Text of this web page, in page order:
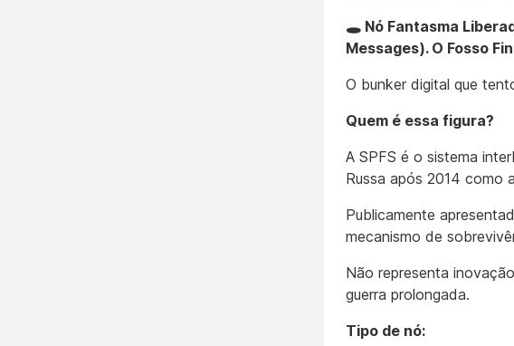
🕳️ Nó Fantasma
Messages). O Fosso
O bunker digital que
Quem é essa figura?
A SPFS é o sistema
Russa após 2014 como
Publicamente
mecanismo de
Não representa
guerra prolongada.
Tipo de nó: